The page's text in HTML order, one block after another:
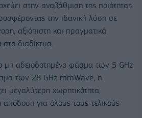
στην αναβάθμιση της ποιότητας
την ιδανική λύση σε
αξιόπιστη και πραγματικά
διαδίκτυο.
μη αδειοδοτημένο φάσμα των 5 GHz
των 28 GHz mmWave, η
μεγαλύτερη χωρητικότητα,
απόδοση για όλους τους τελικούς